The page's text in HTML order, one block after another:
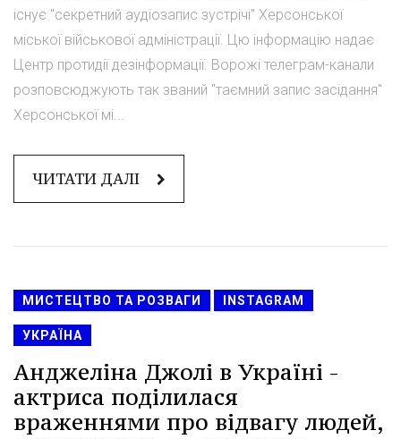
існує "секретний аудіозапис зустрічі" Херсонської
міської військової адміністрації. Цю інформацію надає
Центр протидії дезінформації. Ворожі телеграм-канали
розповсюджують так званий "таємний запис засідання"
Херсонської мі...
ЧИТАТИ ДАЛІ
МИСТЕЦТВО ТА РОЗВАГИ INSTAGRAM
УКРАЇНА
Анджеліна Джолі в Україні -
актриса поділилася
враженнями про відвагу людей,